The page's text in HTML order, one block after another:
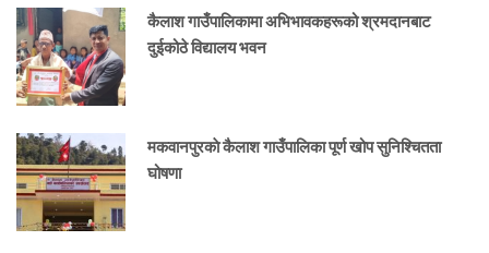
कैलाश गाउँपालिकामा अभिभावकहरूको श्रमदानबाट
दुईकोठे विद्यालय भवन
मकवानपुरकाे कैलाश गाउँपालिका पूर्ण खोप सुनिश्चितता
घोषणा